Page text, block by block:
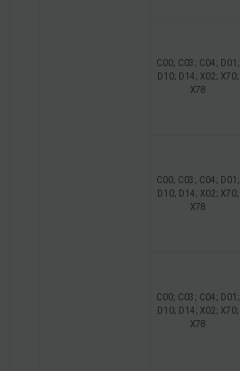
C00; C03; C04; D01;
D10; D14; X02; X70;
X78
C00; C03; C04; D01;
D10; D14; X02; X70;
X78
C00; C03; C04; D01;
D10; D14; X02; X70;
X78